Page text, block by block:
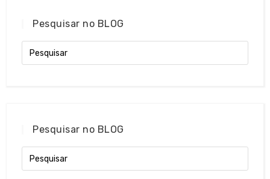
Pesquisar no BLOG
Pesquisar no BLOG